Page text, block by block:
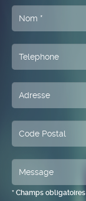
* Champs obligatoires